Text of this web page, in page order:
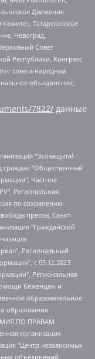
Движение
Татарстанское
Невоград,
Совет
Республики, Конгресс
совета народных
объединение,
7822/ данные
общественное движение "Маяк", Санкт-Петербургская ЛГБТ-инициативная группа "Выход", Инициативная группа ЛГБТ+ "Реверс", Алексеев Андрей Викторович, Бекбулатова Таисия Львовна, Беляев Иван Михайлович, Владыкина Елена Сергеевна, Гельман Марат Александрович, Никульшина Вероника Юрьевна, Толоконникова Надежда Андреевна, Шендерович Виктор Анатольевич, Общество с ограниченной ответственностью "Данное сообщение", Общество с ограниченной ответственностью Издательский дом "Новая глава", Айнбиндер Александра Александровна, Московский комьюнити-центр для ЛГБТ+инициатив, Благотворительный фонд развития филантропии, Deutsche Welle (Германия, Kurt-Schumacher-Strasse 3, 53113 Bonn), Борзунова Мария Михайловна, Воробьев Виктор Викторович, Голубева Анна Львовна, Константинова Алла Михайловна, Малкова Ирина Владимировна, Мурадов Мурад Абдулгалимович, Осетинская Елизавета Николаевна, Понасенков Евгений Николаевич, Ганапольский Матвей Юрьевич, Киселев Евгений Алексеевич, Борухович Ирина Григорьевна, Дремин Иван Тимофеевич, Дубровский Дмитрий Викторович, Красноярская региональная общественная организация поддержки и развития альтернативных образовательных технологий и межкультурных коммуникаций "ИНТЕРРА", Маяковская Екатерина Алексеевна, Фейгин Марк Захарович, Филимонов Андрей Викторович, Дзугкоева Регина Николаевна, Доброхотов Роман Александрович, Дудь Юрий Александрович, Елкин Сергей Владимирович, Кругликов Кирилл Игоревич, Сабунаева Мария Леонидовна, Семенов Алексей Владимирович, Шаинян Карен Багратович, Шульман Екатерина Михайловна, Асафьев Артур Валерьевич, Вахштайн Виктор Семенович, Венедиктов Алексей Алексеевич, Лушникова Екатерина Евгеньевна, Волков Леонид Михайлович, Невзоров Александр Глебович, Пархоменко Сергей Борисович, Сироткин Ярослав Николаевич, Кара-Мурза Владимир Владимирович, Баранова Наталья Владимировна, Гозман Леонид Яковлевич, Кагарлицкий Борис Юльевич, Климарев Михаил Валерьевич, Милов Владимир Станиславович, Автономная некоммерческая организация Краснодарский центр современного искусства "Типография", Моргенштерн Алишер Тагирович, Соболь Любовь Эдуардовна, Общество с ограниченной ответственностью "ЛИЗА НОРМ", Каспаров Гарри Кимович, Ходорковский Михаил Борисович, Общество с ограниченной ответственностью "Апрельские тезисы", Данилович Ирина Брониславовна, Кашин Олег Владимирович, Петров Николай Владимирович, Пивоваров Алексей Владимирович, Соколов Михаил Владимирович, Цветкова Юлия Владимировна, Чичваркин Евгений Александрович, Комитет против пыток/Команда против пыток, Общество с ограниченной ответственностью "Первый научный", Общество с ограниченной ответственностью "Вертолет и ко", Белоцерковская Вероника Борисовна, Кац Максим Евгеньевич, Лазарева Татьяна Юрьевна, Шаведдинов Руслан Табризович, Яшин Илья Валерьевич, Общество с ограниченной ответственностью "Иноагент ААВ", Алешковский Дмитрий Петрович, Альбац Евгения Марковна, Быков Дмитрий Львович, Галямина Юлия Евгеньевна, Лойко Сергей Леонидович, Мартынов Кирилл Константинович, Медведев Сергей Александрович, Крашенинников Федор Геннадиевич, Гордеева Катерина Вл